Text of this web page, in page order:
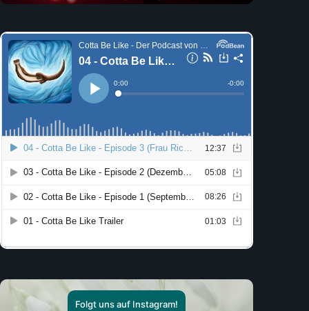
Folgt uns auf Instagram!